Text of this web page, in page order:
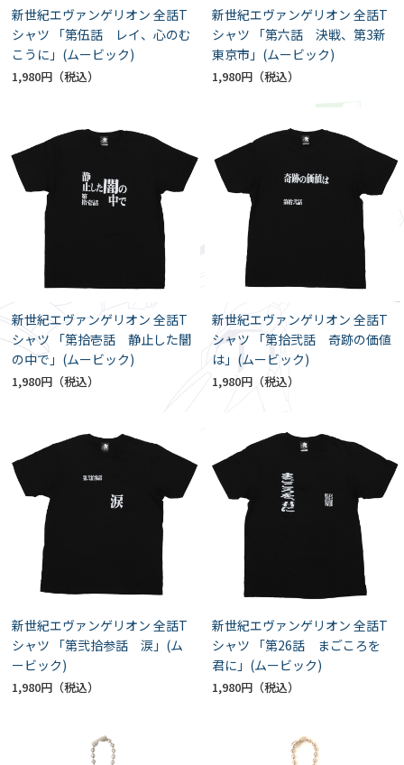
新世紀エヴァンゲリオン 全話T
シャツ 「第伍話 レイ、心のむ
こうに」(ムービック)
1,980円
新世紀エヴァンゲリオン 全話T
シャツ 「第六話 決戦、第3新
東京市」(ムービック)
1,980円
新世紀エヴァンゲリオン 全話T
シャツ 「第拾壱話 静止した闇
の中で」(ムービック)
1,980円
新世紀エヴァンゲリオン 全話T
シャツ 「第拾弐話 奇跡の価値
は」(ムービック)
1,980円
新世紀エヴァンゲリオン 全話T
シャツ 「第弐拾参話 涙」(ム
ービック)
1,980円
新世紀エヴァンゲリオン 全話T
シャツ 「第26話 まごころを
君に」(ムービック)
1,980円